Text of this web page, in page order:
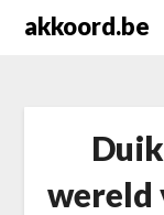
akkoord.be
wereld